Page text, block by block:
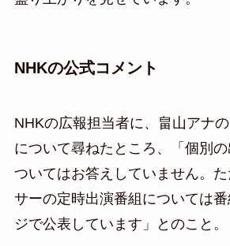
NHKの公式コメント
NHKの広報担当者に、畠山アナの
について尋ねたところ、「個別
ついてはお答えしていません。
サーの定時出演番組については
ジで公表しています」とのこと。